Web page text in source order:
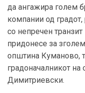
да ангажира голем
компании од
со непречен
придонесе за
општина Куманово,
градоначалникот
Димитриевски.